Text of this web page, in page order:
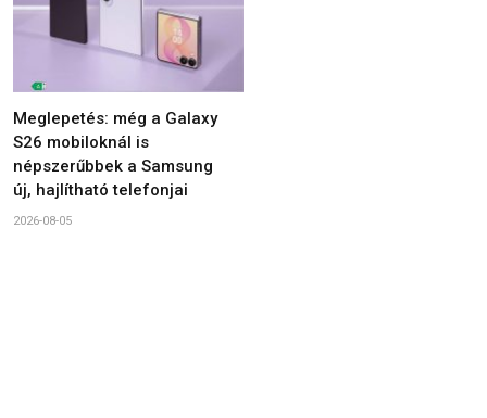
Meglepetés: még a Galaxy
S26 mobiloknál is
népszerűbbek a Samsung
új, hajlítható telefonjai
2026-08-05